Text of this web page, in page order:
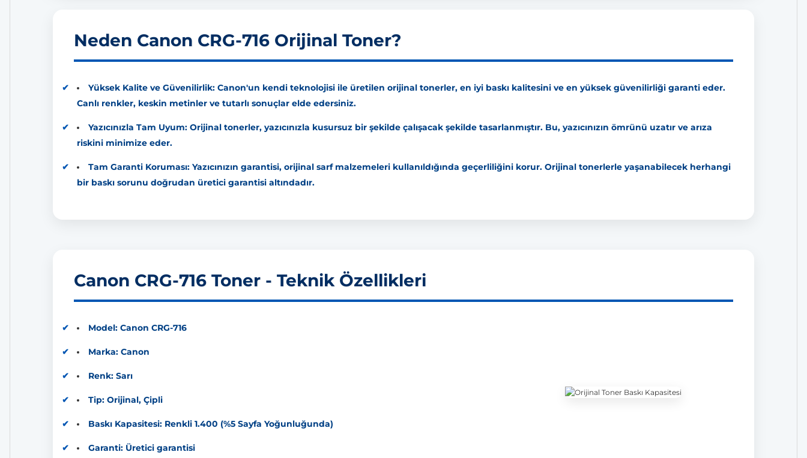
Neden Canon CRG-716 Orijinal Toner?
Yüksek Kalite ve Güvenilirlik: Canon'un kendi teknolojisi ile üretilen orijinal tonerler, en iyi baskı kalitesini ve en yüksek güvenilirliği garanti eder.
Canlı renkler, keskin metinler ve tutarlı sonuçlar elde edersiniz.
Yazıcınızla Tam Uyum: Orijinal tonerler, yazıcınızla kusursuz bir şekilde çalışacak şekilde tasarlanmıştır. Bu, yazıcınızın ömrünü uzatır ve arıza
riskini minimize eder.
Tam Garanti Koruması: Yazıcınızın garantisi, orijinal sarf malzemeleri kullanıldığında geçerliliğini korur. Orijinal tonerlerle yaşanabilecek herhangi
bir baskı sorunu doğrudan üretici garantisi altındadır.
Canon CRG-716 Toner - Teknik Özellikleri
Model: Canon CRG-716
Marka: Canon
Renk: Sarı
Tip: Orijinal, Çipli
Baskı Kapasitesi: Renkli 1.400 (%5 Sayfa Yoğunluğunda)
Garanti: Üretici garantisi